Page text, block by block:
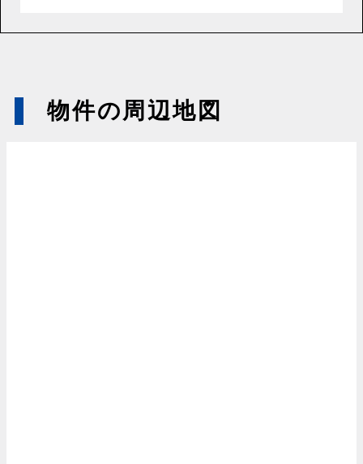
物件の周辺地図